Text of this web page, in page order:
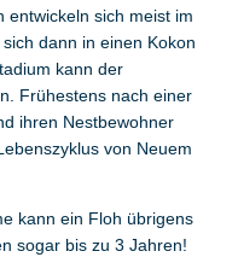
entwickeln sich meist im
dann in einen Kokon
kann der
Frühestens nach einer
ihren Nestbewohner
von Neuem
kann ein Floh übrigens
sogar bis zu 3 Jahren!